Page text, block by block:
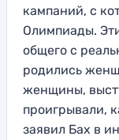
кампаний, с
Олимпиады.
общего с
родились
женщины,
проигрывали,
заявил Бах в